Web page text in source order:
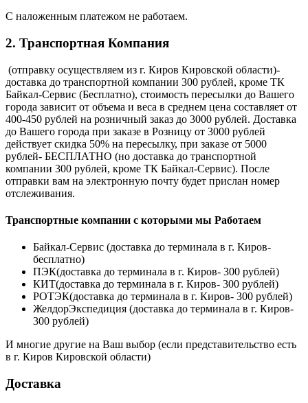
С наложенным платежом не работаем.
2. Транспортная Компания
(отправку осуществляем из г. Киров Кировской области)-
доставка до транспортной компании 300 рублей, кроме ТК
Байкал-Сервис (Бесплатно), стоимость пересылки до Вашего
города зависит от объема и веса в среднем цена составляет от
400-450 рублей на розничный заказ до 3000 рублей. Доставка
до Вашего города при заказе в Розницу от 3000 рублей
действует скидка 50% на пересылку, при заказе от 5000
рублей- БЕСПЛАТНО (но доставка до транспортной
компании 300 рублей, кроме ТК Байкал-Сервис). После
отправки вам на электронную почту будет прислан номер
отслеживания.
Транспортные компании с которыми мы Работаем
Байкал-Сервис (доставка до терминала в г. Киров-
бесплатно)
ПЭК(доставка до терминала в г. Киров- 300 рублей)
КИТ(доставка до терминала в г. Киров- 300 рублей)
РОТЭК(доставка до терминала в г. Киров- 300 рублей)
ЖелдорЭкспедиция (доставка до терминала в г. Киров-
300 рублей)
И многие другие на Ваш выбор (если представительство есть
в г. Киров Кировской области)
Доставка